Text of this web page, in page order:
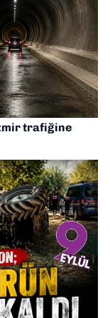
trafiğine